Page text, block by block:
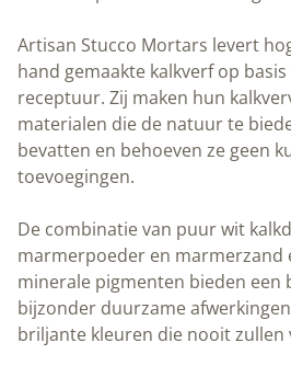
Artisan Stucco Mortars levert
hand gemaakte kalkverf op
receptuur. Zij maken hun
materialen die de natuur te
bevatten en behoeven ze geen
toevoegingen.
De combinatie van puur wit
marmerpoeder en marmerzand
minerale pigmenten bieden een
bijzonder duurzame
briljante kleuren die nooit zullen